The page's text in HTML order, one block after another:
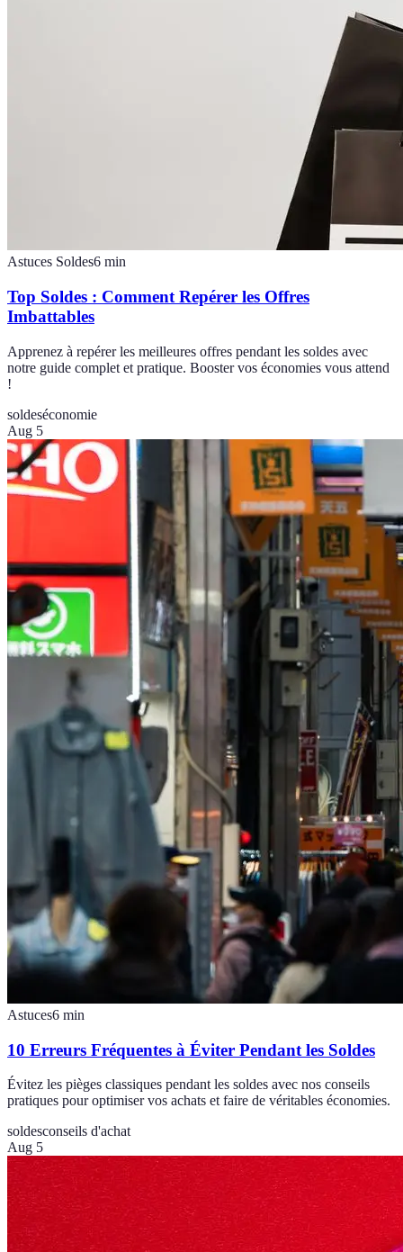
Astuces Soldes6 min
Top Soldes : Comment Repérer les Offres
Imbattables
Apprenez à repérer les meilleures offres pendant les soldes avec
notre guide complet et pratique. Booster vos économies vous attend
!
soldeséconomie
Aug 5
Astuces6 min
10 Erreurs Fréquentes à Éviter Pendant les Soldes
Évitez les pièges classiques pendant les soldes avec nos conseils
pratiques pour optimiser vos achats et faire de véritables économies.
soldesconseils d'achat
Aug 5